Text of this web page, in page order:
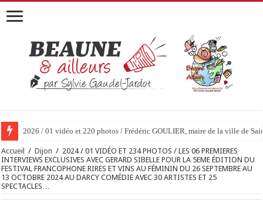
2026 / 01 VIDÉO ET 146 PHOTOS / Le dernier petit déjeuner de Alain
Accueil / Dijon / 2024 / 01 VIDÉO ET 234 PHOTOS / LES 06 PREMIERES
INTERVIEWS EXCLUSIVES AVEC GERARD SIBELLE POUR LA 5EME ÉDITION DU
FESTIVAL FRANCOPHONE RIRES ET VINS AU FÉMININ DU 26 SEPTEMBRE AU
13 OCTOBRE 2024 AU DARCY COMÉDIE AVEC 30 ARTISTES ET 25
SPECTACLES…